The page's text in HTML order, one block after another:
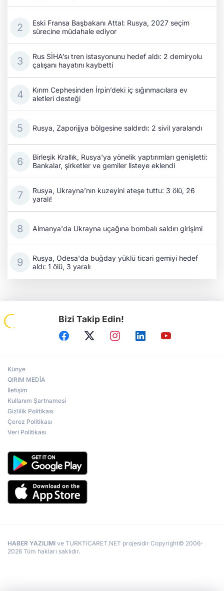
Eski Fransa Başbakanı Attal: Rusya, 2027 seçim
sürecine müdahale ediyor
Rus SİHA’sı tren istasyonunu hedef aldı: 2 demiryolu
çalışanı hayatını kaybetti
Kırım Cephesinden İrpin’deki iç sığınmacılara ev
aletleri desteği
Rusya, Zaporijjya bölgesine saldırdı: 2 sivil yaralandı
Birleşik Krallık, Rusya'ya yönelik yaptırımları genişletti:
Bankalar, şirketler ve gemiler listeye eklendi
Rusya, Ukrayna’nın kuzeyini ateşe tuttu: 3 ölü, 26
yaralı!
Almanya'da Ukrayna uçağına bombalı saldırı girişimi
Rusya, Odesa'da buğday yüklü ticari gemiyi hedef
aldı: 1 ölü, 3 yaralı
Bizi Takip Edin!
Künye
QIRIM MEDİA
İletişim
Kullanım Şartnamesi
Gizlilik Politikası
Çerez Politikası
Veri Politikası
HABER YAZILIMI ve TURKTICARET.NET projesidir Copyright© 2006-
2026 Tüm hakları saklıdır.